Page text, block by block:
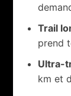
Trail
prend
Ultra-
km et